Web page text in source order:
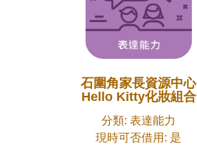
石圍角家長資源中心
Hello Kitty化妝組合
分類: 表達能力
現時可否借用: 是